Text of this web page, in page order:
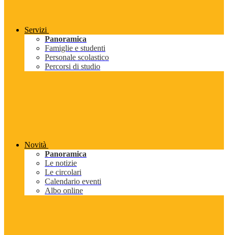
Servizi
Panoramica
Famiglie e studenti
Personale scolastico
Percorsi di studio
Novità
Panoramica
Le notizie
Le circolari
Calendario eventi
Albo online